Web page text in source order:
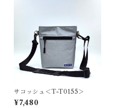
サコッシュ＜T-T0155＞
¥7,480